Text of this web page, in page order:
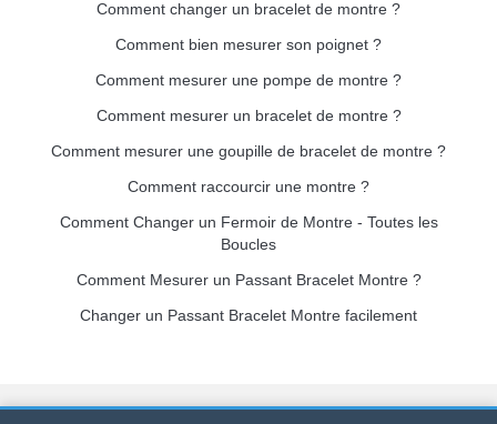
Comment changer un bracelet de montre ?
Comment bien mesurer son poignet ?
Comment mesurer une pompe de montre ?
Comment mesurer un bracelet de montre ?
Comment mesurer une goupille de bracelet de montre ?
Comment raccourcir une montre ?
Comment Changer un Fermoir de Montre - Toutes les
Boucles
Comment Mesurer un Passant Bracelet Montre ?
Changer un Passant Bracelet Montre facilement